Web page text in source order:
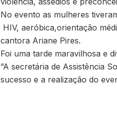
No evento as mulheres
HIV, aeróbica,orientação
cantora Ariane Pires.
Foi uma tarde maravilhosa e
”A secretária de Assistência
sucesso e a realização do